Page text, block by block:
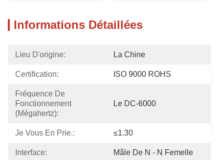
Informations Détaillées
Lieu D'origine: La Chine
Certification: ISO 9000 ROHS
Fréquence De
Fonctionnement
(mégahertz):
Le DC-6000
Je Vous En Prie.: ≤1.30
Interface: Mâle De N - N Femelle